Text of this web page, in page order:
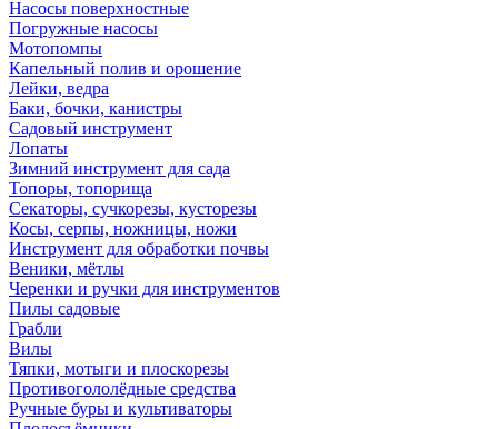
Насосы поверхностные
Погружные насосы
Мотопомпы
Капельный полив и орошение
Лейки, ведра
Баки, бочки, канистры
Садовый инструмент
Лопаты
Зимний инструмент для сада
Топоры, топорища
Секаторы, сучкорезы, кусторезы
Косы, серпы, ножницы, ножи
Инструмент для обработки почвы
Веники, мётлы
Черенки и ручки для инструментов
Пилы садовые
Грабли
Вилы
Тяпки, мотыги и плоскорезы
Противогололёдные средства
Ручные буры и культиваторы